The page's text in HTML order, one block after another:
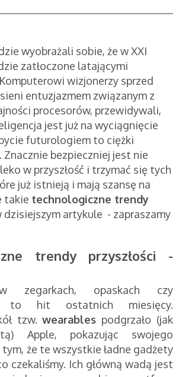
wyobrażali sobie, że w XXI
zatłoczone latającymi
wizjonerzy sprzed
entuzjazmem związanym z
procesorów, przewidywali,
jest już na wyciągnięcie
futurologiem to ciężki
Znacznie bezpieczniej jest nie
w przyszłość i trzymać się tych
już istnieją i mają szansę na
takie technologiczne trendy
dzisiejszym artykule - zapraszamy
trendy przyszłości -
zegarkach, opaskach czy
to hit ostatnich miesięcy.
tzw.wearables podgrzało (jak
Apple, pokazując swojego
że te wszystkie ładne gadżety
czekaliśmy. Ich główną wadą jest